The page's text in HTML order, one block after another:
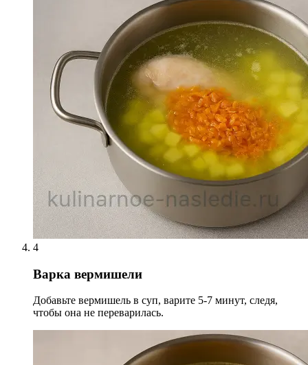
4
Варка вермишели
Добавьте вермишель в суп, варите 5-7 минут, следя,
чтобы она не переварилась.